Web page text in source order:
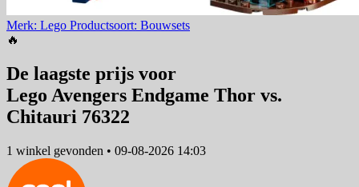
Merk: Lego Productsoort: Bouwsets
🔥
De laagste prijs voor
Lego Avengers Endgame Thor vs.
Chitauri 76322
1 winkel gevonden • 09-08-2026 14:03